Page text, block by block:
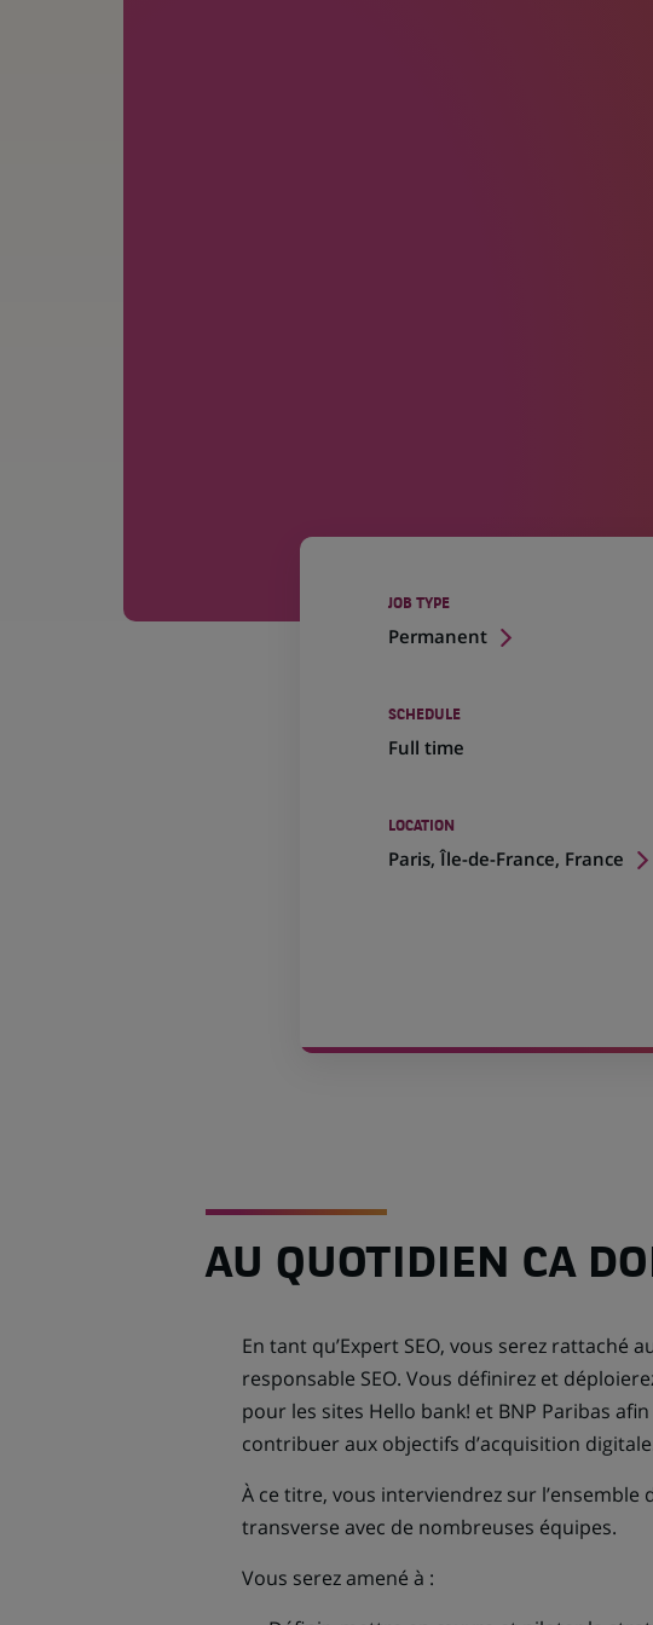
JOB TYPE
Permanent
SCHEDULE
Full time
LOCATION
Paris, Île-de-France, France
(Opens
AU QUOTIDIEN CA
En tant qu’Expert SEO, vous serez rattaché
responsable SEO. Vous définirez et
pour les sites Hello bank! et BNP Paribas
contribuer aux objectifs d’acquisition
À ce titre, vous interviendrez sur l’ensemble
transverse avec de nombreuses équipes.
Vous serez amené à :